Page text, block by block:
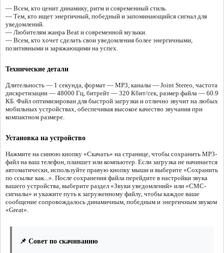
— Всем, кто ценит динамику, ритм и современный стиль.
— Тем, кто ищет энергичный, победный и запоминающийся сигнал для
уведомлений.
— Любителям жанра Beat и современной музыки.
— Всем, кто хочет сделать свои уведомления более энергичными,
позитивными и заряжающими на успех.
Технические детали
Длительность — 1 секунда, формат — MP3, каналы — Joint Stereo, частота
дискретизации — 48000 Гц, битрейт — 320 Кбит/сек, размер файла — 60.9
КБ. Файл оптимизирован для быстрой загрузки и отлично звучит на любых
мобильных устройствах, обеспечивая высокое качество звучания при
компактном размере.
Установка на устройство
Нажмите на синюю кнопку «Скачать» на странице, чтобы сохранить MP3-
файл на ваш телефон, планшет или компьютер. Если загрузка не начинается
автоматически, используйте правую кнопку мыши и выберите «Сохранить
по ссылке как...». После сохранения файла перейдите в настройки звука
вашего устройства, выберите раздел «Звуки уведомлений» или «СМС-
сигналы» и укажите путь к загруженному файлу, чтобы каждое ваше
сообщение сопровождалось динамичным, победным и энергичным звуком
«Great».
📌 Совет по скачиванию